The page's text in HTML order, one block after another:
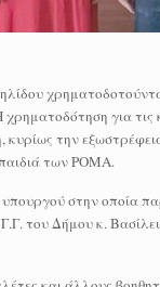
για τις
την
των ΡΟΜΑ.
στην οποία
του Δήμου κ.